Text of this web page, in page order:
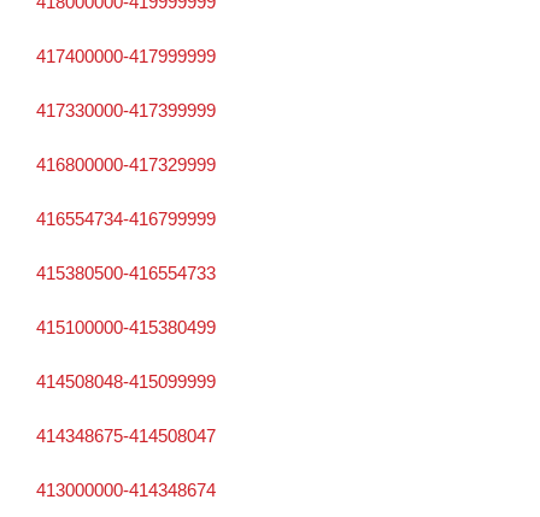
417400000-417999999
417330000-417399999
416800000-417329999
416554734-416799999
415380500-416554733
415100000-415380499
414508048-415099999
414348675-414508047
413000000-414348674